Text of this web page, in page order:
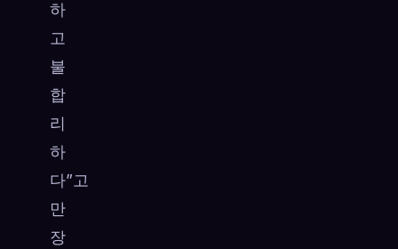
하
고
불
합
리
하
다”고
만
장